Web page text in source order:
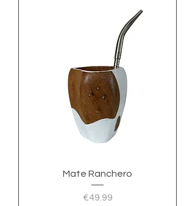
Mate Ranchero
Price
€49.99